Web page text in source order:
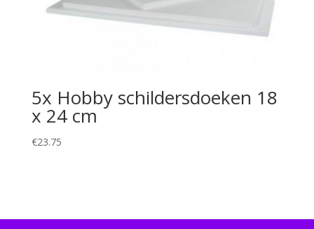
5x Hobby schildersdoeken 18
x 24 cm
€23.75